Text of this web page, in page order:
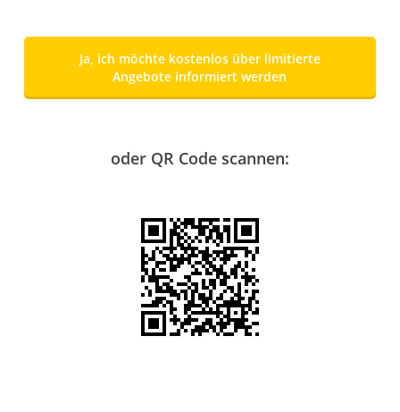
Ja, ich möchte kostenlos über limitierte
Angebote informiert werden
oder QR Code scannen: